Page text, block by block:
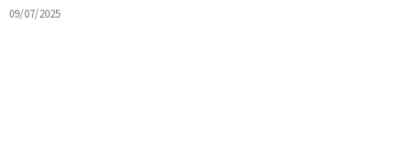
09/07/2025